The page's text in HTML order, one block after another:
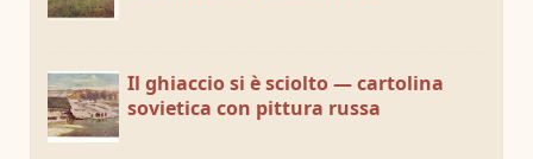
Il ghiaccio si è sciolto — cartolina
sovietica con pittura russa